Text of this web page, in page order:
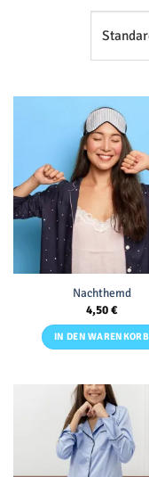
Nachthemd
4,50€
IN DEN WARENKORB